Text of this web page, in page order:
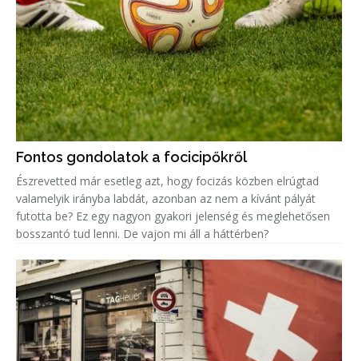
Fontos gondolatok a focicipőkről
Észrevetted már esetleg azt, hogy focizás közben elrúgtad
valamelyik irányba labdát, azonban az nem a kívánt pályát
futotta be? Ez egy nagyon gyakori jelenség és meglehetősen
bosszantó tud lenni. De vajon mi áll a háttérben?